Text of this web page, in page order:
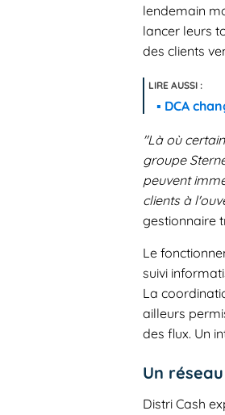
lendemain
lancer leurs
des clients
DCA
"Là où
groupe
peuvent
clients à
gestionnaire
Le
suivi
La
ailleurs
des flux. Un
Un
Distri Cash